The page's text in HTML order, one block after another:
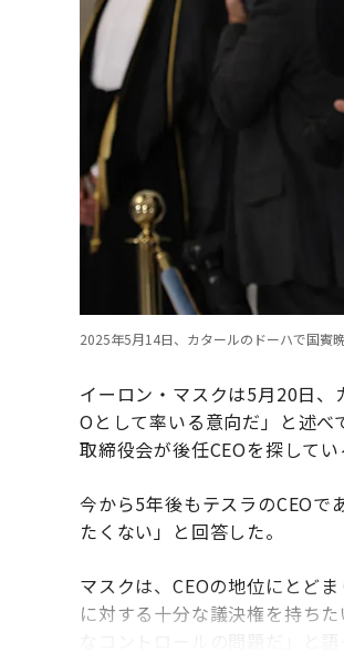
2025年5月14日、カタールのドーハで国賓
イーロン・マスクは5月20日
Oとして率いる意向だ」と述
取締役会が後任CEOを探して
今から5年後もテスラのCEOで
たくない」と回答した。
マスクは、CEOの地位にとど
に対する十分な議決権を持ち